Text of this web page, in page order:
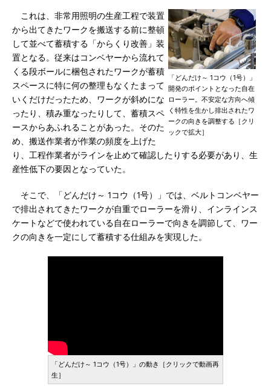
「どんだけ～ 1コウ（1号）」
開発のポイントとなった自在
ローラー。不安定な方向へ傾
く特性を生かし排出されたワ
ークの向きを調整する［クリ
ックで拡大］
これは、非常用照明の生産工程で装置
から出てきたワークを搬送する前に整頓
して並べて蓄積する「からくり改善」装
置となる。従来はコンベヤーから流れて
くる段ボールに梱包されたワークが蓄積
スペースに特に何の整理もなくたまって
いくだけだったため、ワークが斜めにな
ったり、積み重なったりして、蓄積スペ
ースからあふれることがあった。そのた
め、搬送作業者が作業の頻度を上げた
り、工程作業者がラインを止めて確認したりする必要があり、生
産性低下の要因となっていた。
そこで、「どんだけ～ 1コウ（1号）」では、ベルトコンベヤー
で排出されてきたワークが自重でローラーを滑り、インラインス
ケートなどで使われている自在ローラーで向きを調節して、ワー
クの向きを一定にして蓄積する仕組みを実現した。
「どんだけ～ 1コウ（1号）」の動き［クリックで動画再
生］